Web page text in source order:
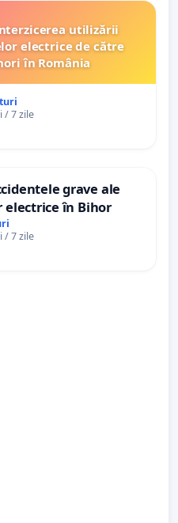
utilizării
electrice de către
în România
/ 7 zile
grave ale
în Bihor
/ 7 zile